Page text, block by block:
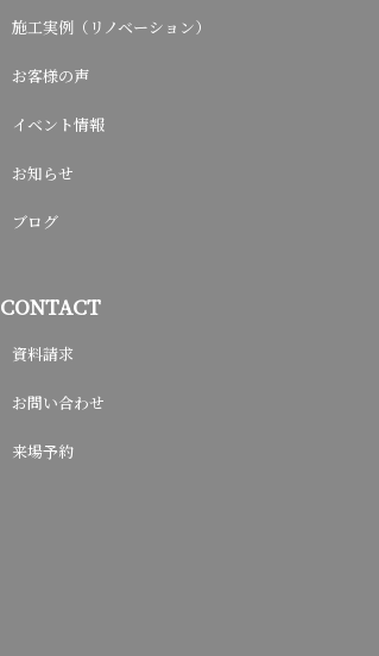
施工実例（リノベーション）
お客様の声
イベント情報
お知らせ
ブログ
CONTACT
資料請求
お問い合わせ
来場予約